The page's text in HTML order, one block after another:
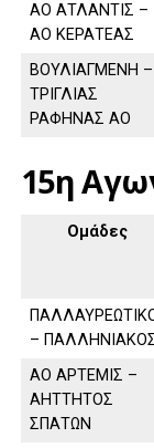
ΑΟ ΑΤΛΑΝΤΙΣ –
ΑΟ ΚΕΡΑΤΕΑΣ
ΒΟΥΛΙΑΓΜΕΝΗ –
ΤΡΙΓΛΙΑΣ
ΡΑΦΗΝΑΣ ΑΟ
15η
Ομάδες
–
ΑΟ ΑΡΤΕΜΙΣ –
ΑΗΤΤΗΤΟΣ
ΣΠΑΤΩΝ